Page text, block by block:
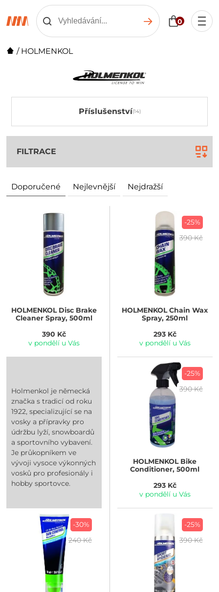
0
/ HOLMENKOL
Příslušenství
FILTRACE
Doporučené Nejlevnější Nejdražší
HOLMENKOLDisc Brake
Cleaner Spray, 500ml
390 Kč
v pondělí u Vás
-25%
390 Kč
HOLMENKOLChain Wax
Spray, 250ml
293 Kč
v pondělí u Vás
Holmenkol je německá
značka s tradicí od roku
1922, specializující se na
vosky a přípravky pro
údržbu lyží, snowboardů
a sportovního vybavení.
Je průkopníkem ve
vývoji vysoce výkonných
vosků pro profesionály i
hobby sportovce.
-25%
390 Kč
HOLMENKOLBike
Conditioner, 500ml
293 Kč
v pondělí u Vás
-30%
240 Kč
-25%
390 Kč